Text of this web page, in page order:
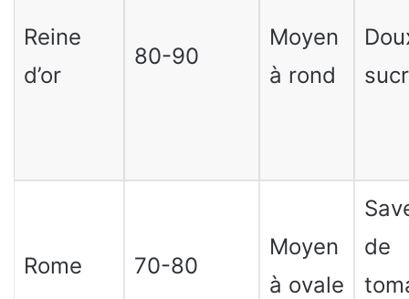
Reine
d’or
80-90
Moyen
à rond
Rome 70-80
Moyen
à ovale
de